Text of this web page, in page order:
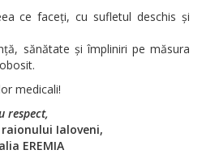
ce faceți, cu sufletul deschis și
sănătate și împliniri pe măsura
medicali!
respect,
Ialoveni,
EREMIA